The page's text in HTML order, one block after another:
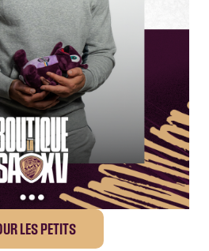
LES PETITS